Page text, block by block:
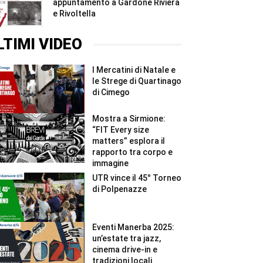
appuntamento a Gardone Riviera
e Rivoltella
VIDEO
I Mercatini di Natale e
le Strege di Quartinago
di Cimego
Mostra a Sirmione:
“FIT Every size
matters” esplora il
rapporto tra corpo e
immagine
UTR vince il 45° Torneo
di Polpenazze
Eventi Manerba 2025:
un’estate tra jazz,
cinema drive-in e
tradizioni locali